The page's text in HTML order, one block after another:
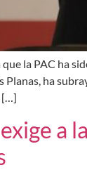
la PAC ha
Planas, ha
[…]
a